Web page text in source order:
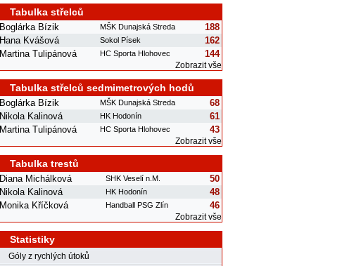
Tabulka střelců
Boglárka Bízik MŠK Dunajská Streda
188
Hana Kvášová
Sokol Písek
162
Martina Tulipánová
HC Sporta Hlohovec 144
Zobrazit vše
Tabulka střelců sedmimetrových hodů
Boglárka Bízik MŠK Dunajská Streda
68
Nikola Kalinová
HK Hodonín
61
Martina Tulipánová
HC Sporta Hlohovec 43
Zobrazit vše
Tabulka trestů
Diana Michálková SHK Veselí n.M.
50
Nikola Kalinová
HK Hodonín
48
Monika Kříčková
Handball PSG Zlín 46
Zobrazit vše
Statistiky
Góly z rychlých útoků